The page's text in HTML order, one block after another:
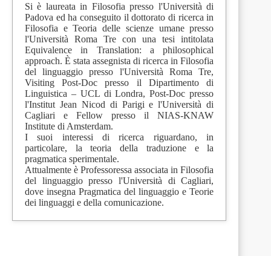
Si è laureata in Filosofia presso l'Università di
Padova ed ha conseguito il dottorato di ricerca in
Filosofia e Teoria delle scienze umane presso
l'Università Roma Tre con una tesi intitolata
Equivalence in Translation: a philosophical
approach. È stata assegnista di ricerca in Filosofia
del linguaggio presso l'Università Roma Tre,
Visiting Post-Doc presso il Dipartimento di
Linguistica – UCL di Londra, Post-Doc presso
l'Institut Jean Nicod di Parigi e l'Università di
Cagliari e Fellow presso il NIAS-KNAW
Institute di Amsterdam.
I suoi interessi di ricerca riguardano, in
particolare, la teoria della traduzione e la
pragmatica sperimentale.
Attualmente è Professoressa associata in Filosofia
del linguaggio presso l'Università di Cagliari,
dove insegna Pragmatica del linguaggio e Teorie
dei linguaggi e della comunicazione.